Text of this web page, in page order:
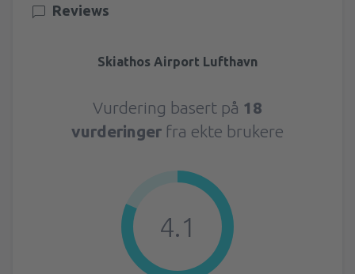
Reviews
Skiathos Airport Lufthavn
Vurdering basert på 18
vurderinger fra ekte brukere
4.1